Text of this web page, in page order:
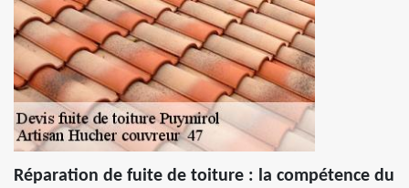
Réparation de fuite de toiture : la compétence du